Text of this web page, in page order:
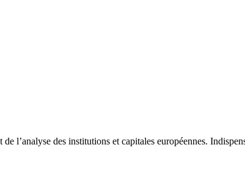
l’analyse des institutions et capitales européennes.